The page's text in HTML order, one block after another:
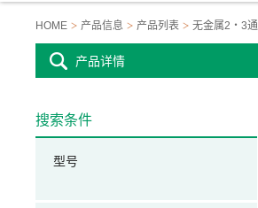
HOME 产品信息 产品列表 无金属2・3
产品详情
搜索条件
型号